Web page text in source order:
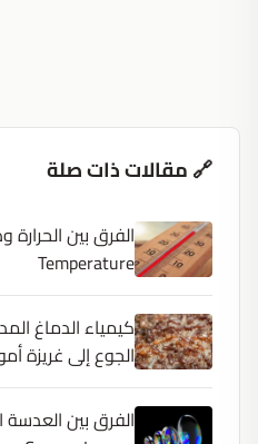
🔗 مقالات ذات صلة
Temperature
كيمياء الدماغ
الجوع إلى غريزة
الفرق بين